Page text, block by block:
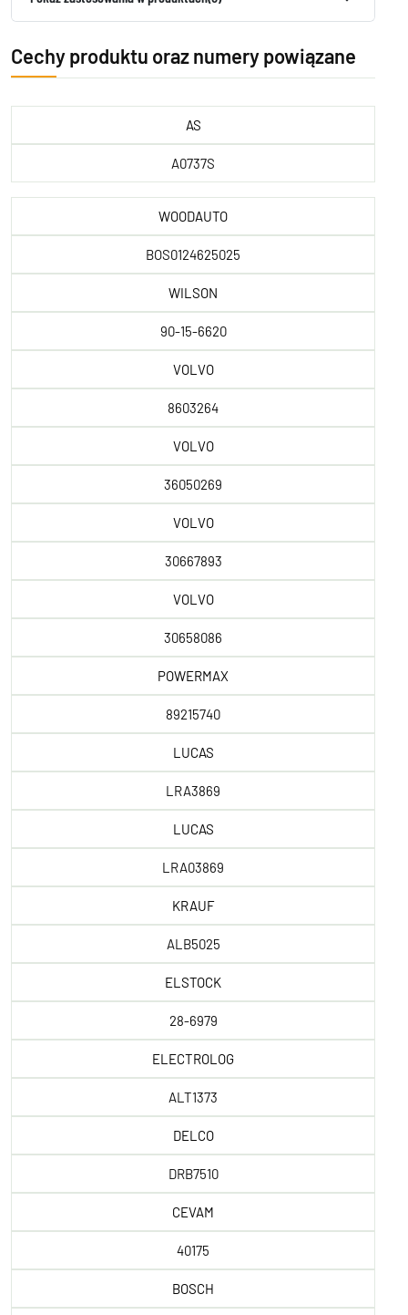
Cechy produktu oraz numery powiązane
AS
A0737S
WOODAUTO
BOS0124625025
WILSON
90-15-6620
VOLVO
8603264
VOLVO
36050269
VOLVO
30667893
VOLVO
30658086
POWERMAX
89215740
LUCAS
LRA3869
LUCAS
LRA03869
KRAUF
ALB5025
ELSTOCK
28-6979
ELECTROLOG
ALT1373
DELCO
DRB7510
CEVAM
40175
BOSCH